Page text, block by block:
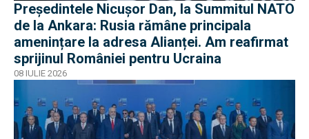
Președintele Nicușor Dan, la Summitul NATO
de la Ankara: Rusia rămâne principala
amenințare la adresa Alianței. Am reafirmat
sprijinul României pentru Ucraina
08 IULIE 2026